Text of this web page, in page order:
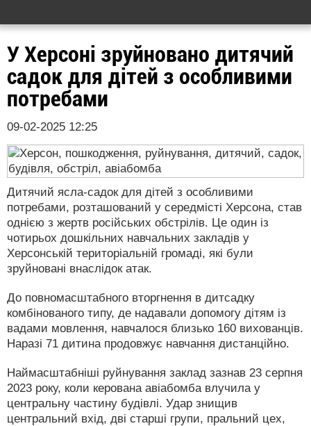
У Херсоні зруйновано дитячий
садок для дітей з особливими
потребами
09-02-2025 12:25
Дитячий ясла-садок для дітей з особливими
потребами, розташований у середмісті Херсона, став
однією з жертв російських обстрілів. Це один із
чотирьох дошкільних навчальних закладів у
Херсонській територіальній громаді, які були
зруйновані внаслідок атак.
До повномасштабного вторгнення в дитсадку
комбінованого типу, де надавали допомогу дітям із
вадами мовлення, навчалося близько 160 вихованців.
Наразі 71 дитина продовжує навчання дистанційно.
Наймасштабніші руйнування заклад зазнав 23 серпня
2023 року, коли керована авіабомба влучила у
центральну частину будівлі. Удар знищив
центральний вхід, дві старші групи, пральний цех,